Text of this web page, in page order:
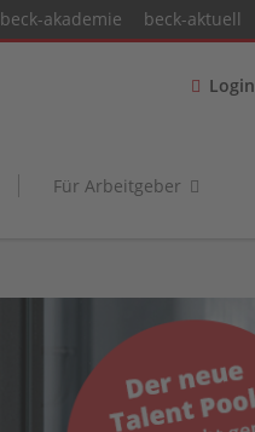
beck-akademie beck-aktuell
Login
Für Arbeitgeber